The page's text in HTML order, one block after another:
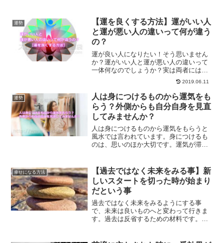
ものを手に入れる時のことをご紹介して
いきます。
運勢
【運を良くする方法】運がいい人
と運が悪い人の違いって何が違う
の？
運が良い人になりたい！そう思いません
か？運がいい人と運が悪い人の違いって
一体何なのでしょうか？実は両者には大
きな違いがあったのです。運がいい人に
2019.06.11
運勢
人は身につけるものから運気をも
らう？外側からも自分自身を見直
してみませんか？
人は身につけるものから運気をもらうと
風水では言われています。身につけるも
のは、思いのほか大切です。運気が滞っ
の流れを変えてみませんか？
幸せになる方法
【過去ではなく未来をみる事】新
しいスタートを切った時が始まり
だという事
過去ではなく未来をみるようにする事
で、未来は良いものへと変わって行きま
す。過去は反省するための材料です。過